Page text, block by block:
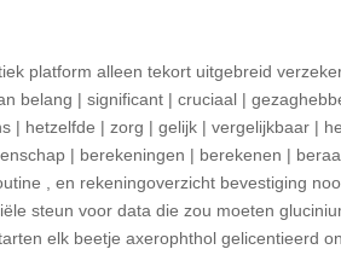
platform alleen tekort uitgebreid
belang | significant | cruciaal |
| hetzelfde | zorg | gelijk | vergelijkbaar |
| berekeningen | berekenen |
, en rekeningoverzicht bevestiging
steun voor data die zou moeten
elk beetje axerophthol gelicentieerd